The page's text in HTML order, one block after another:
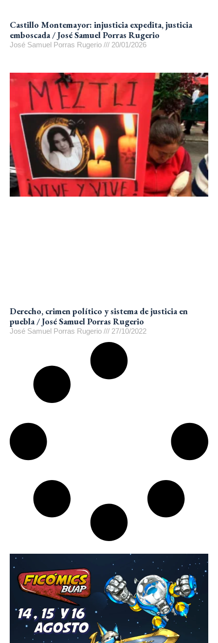
Castillo Montemayor: injusticia expedita, justicia
emboscada / José Samuel Porras Rugerio
José Samuel Porras Rugerio 20/01/2026
Derecho, crimen político y sistema de justicia en
puebla / José Samuel Porras Rugerio
José Samuel Porras Rugerio 27/10/2022